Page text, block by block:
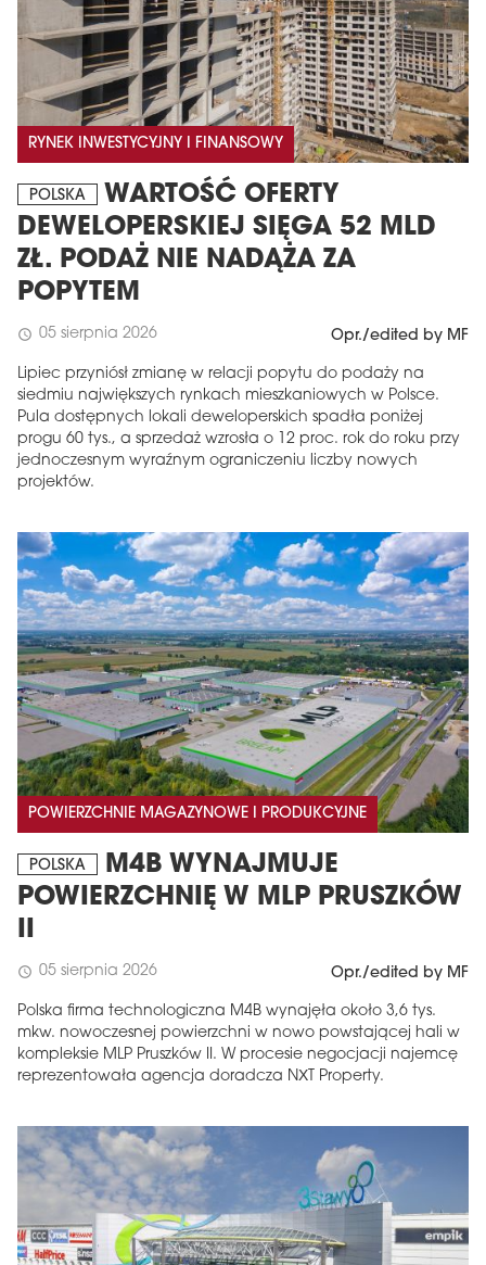
RYNEK INWESTYCYJNY I FINANSOWY
POLSKA
WARTOŚĆ OFERTY
DEWELOPERSKIEJ SIĘGA 52 MLD
ZŁ. PODAŻ NIE NADĄŻA ZA
POPYTEM
schedule 05 sierpnia 2026 Opr./edited by MF
Lipiec przyniósł zmianę w relacji popytu do podaży na
siedmiu największych rynkach mieszkaniowych w Polsce.
Pula dostępnych lokali deweloperskich spadła poniżej
progu 60 tys., a sprzedaż wzrosła o 12 proc. rok do roku przy
jednoczesnym wyraźnym ograniczeniu liczby nowych
projektów.
POWIERZCHNIE MAGAZYNOWE I PRODUKCYJNE
POLSKA
M4B WYNAJMUJE
POWIERZCHNIĘ W MLP PRUSZKÓW
II
schedule 05 sierpnia 2026 Opr./edited by MF
Polska firma technologiczna M4B wynajęła około 3,6 tys.
mkw. nowoczesnej powierzchni w nowo powstającej hali w
kompleksie MLP Pruszków II. W procesie negocjacji najemcę
reprezentowała agencja doradcza NXT Property.
MAGAZYN
CZERWIEC 2026
Więcej w tym wydaniu
arrow_forward
Zamów teraz!